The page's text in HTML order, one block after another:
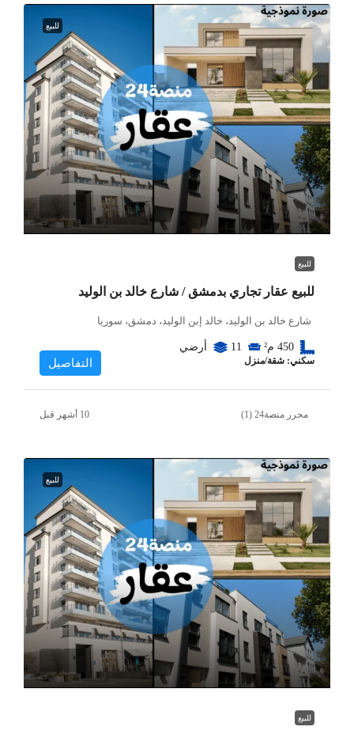
للبيع
للبيع
للبيع عقار تجاري بدمشق / شارع خالد بن الوليد
شارع خالد بن الوليد، خالد إبن الوليد، دمشق، سوريا
450 م² 11 أرضي
سكني: شقة/منزل التفاصيل
محرر منصة24 (1)
للبيع
للبيع